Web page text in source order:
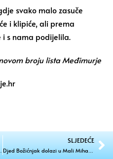
svako malo zasuče
i klipiće, ali prema
s nama podijelila.
broju lista Međimurje
i gromoglasan pljesak
SLJEDEĆE
Djed Božićnjak dolazi u Mali Mihaljevec: Dođite na “Adventsku čaroliju” uz kobasice i fritule!